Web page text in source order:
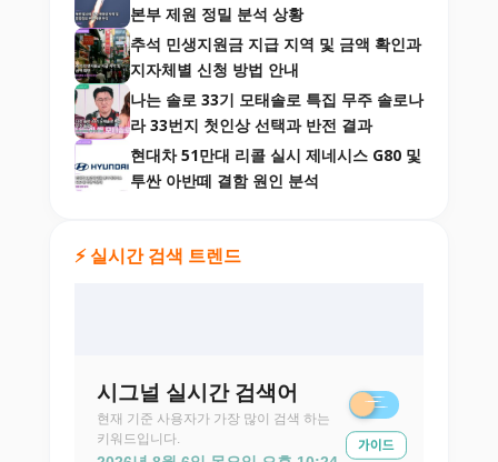
본부 제원 정밀 분석 상황
추석 민생지원금 지급 지역 및 금액 확인과
지자체별 신청 방법 안내
나는 솔로 33기 모태솔로 특집 무주 솔로나
라 33번지 첫인상 선택과 반전 결과
현대차 51만대 리콜 실시 제네시스 G80 및
투싼 아반떼 결함 원인 분석
⚡ 실시간 검색 트렌드